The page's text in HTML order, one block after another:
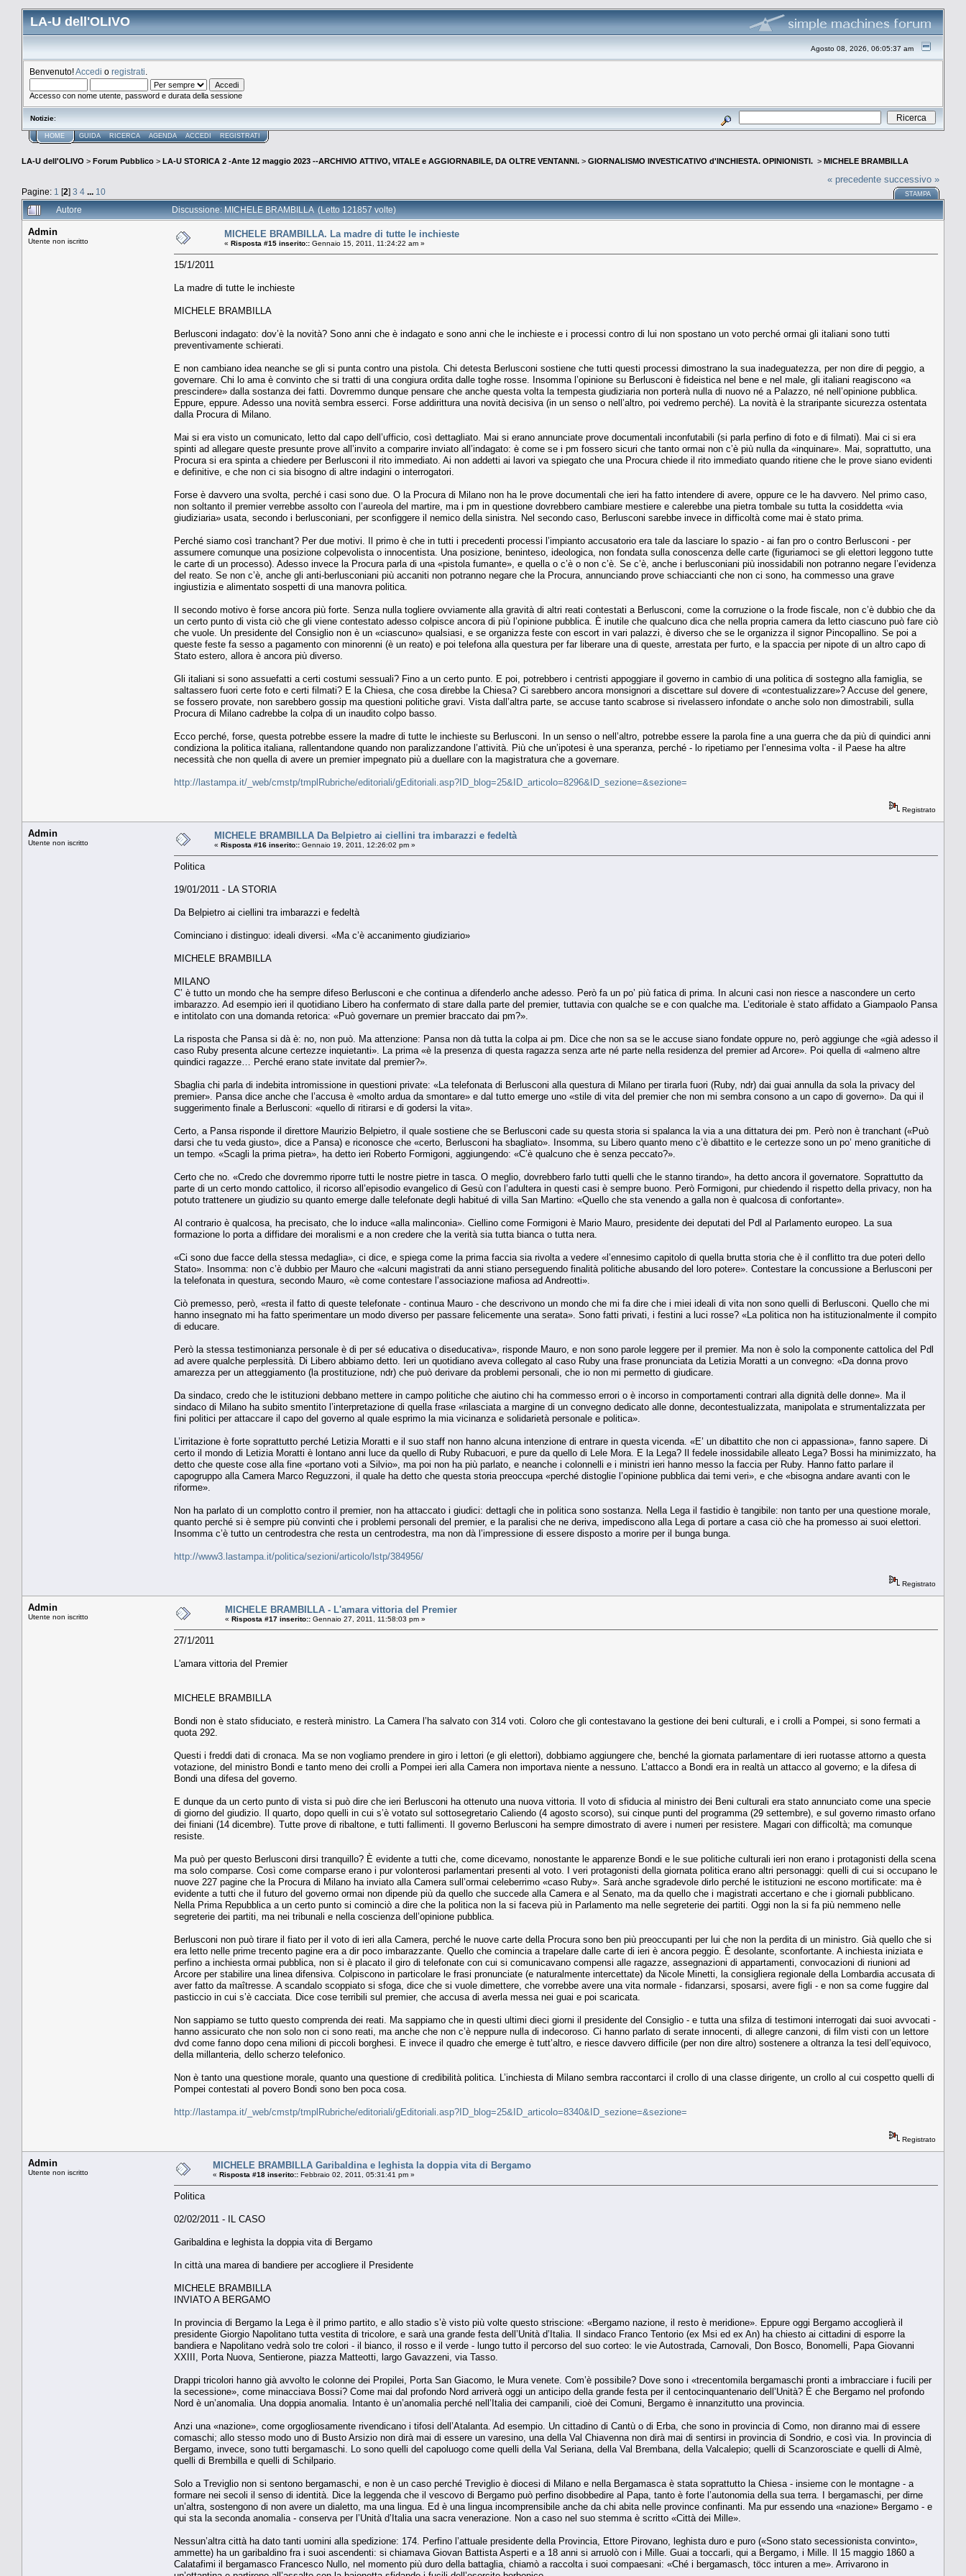
LA-U dell'OLIVO
Agosto 08, 2026, 06:05:37 am
Benvenuto!Accedi o registrati
Accesso con nome utente, password e durata della sessione
Notizie:
HOME GUIDA RICERCA AGENDA ACCEDI REGISTRATI
LA-U dell'OLIVO > Forum Pubblico > LA-U STORICA 2 -Ante 12 maggio 2023 --ARCHIVIO ATTIVO, VITALE e AGGIORNABILE, DA OLTRE VENTANNI. > GIORNALISMO INVESTICATIVO d'INCHIESTA. OPINIONISTI. > MICHELE BRAMBILLA
Pagine: 1 [2] 3 4 ... 10
« precedente successivo »
STAMPA
Autore Discussione: MICHELE BRAMBILLA (Letto 121857 volte)
Admin
Utente non iscritto
MICHELE BRAMBILLA. La madre di tutte le inchieste
« Risposta #15 inserito:: Gennaio 15, 2011, 11:24:22 am »
15/1/2011
La madre di tutte le inchieste
MICHELE BRAMBILLA
Berlusconi indagato: dov’è la novità? Sono anni che è indagato e sono anni che le inchieste e i processi contro di lui non spostano un voto perché ormai gli italiani sono tutti
preventivamente schierati.
E non cambiano idea neanche se gli si punta contro una pistola. Chi detesta Berlusconi sostiene che tutti questi processi dimostrano la sua inadeguatezza, per non dire di peggio, a
governare. Chi lo ama è convinto che si tratti di una congiura ordita dalle toghe rosse. Insomma l’opinione su Berlusconi è fideistica nel bene e nel male, gli italiani reagiscono «a
prescindere» dalla sostanza dei fatti. Dovremmo dunque pensare che anche questa volta la tempesta giudiziaria non porterà nulla di nuovo né a Palazzo, né nell’opinione pubblica.
Eppure, eppure. Adesso una novità sembra esserci. Forse addirittura una novità decisiva (in un senso o nell’altro, poi vedremo perché). La novità è la straripante sicurezza ostentata
dalla Procura di Milano.
Mai si era visto un comunicato, letto dal capo dell’ufficio, così dettagliato. Mai si erano annunciate prove documentali inconfutabili (si parla perfino di foto e di filmati). Mai ci si era
spinti ad allegare queste presunte prove all’invito a comparire inviato all’indagato: è come se i pm fossero sicuri che tanto ormai non c’è più nulla da «inquinare». Mai, soprattutto, una
Procura si era spinta a chiedere per Berlusconi il rito immediato. Ai non addetti ai lavori va spiegato che una Procura chiede il rito immediato quando ritiene che le prove siano evidenti
e definitive, e che non ci sia bisogno di altre indagini o interrogatori.
Forse è davvero una svolta, perché i casi sono due. O la Procura di Milano non ha le prove documentali che ieri ha fatto intendere di avere, oppure ce le ha davvero. Nel primo caso,
non soltanto il premier verrebbe assolto con l’aureola del martire, ma i pm in questione dovrebbero cambiare mestiere e calerebbe una pietra tombale su tutta la cosiddetta «via
giudiziaria» usata, secondo i berlusconiani, per sconfiggere il nemico della sinistra. Nel secondo caso, Berlusconi sarebbe invece in difficoltà come mai è stato prima.
Perché siamo così tranchant? Per due motivi. Il primo è che in tutti i precedenti processi l’impianto accusatorio era tale da lasciare lo spazio - ai fan pro o contro Berlusconi - per
assumere comunque una posizione colpevolista o innocentista. Una posizione, beninteso, ideologica, non fondata sulla conoscenza delle carte (figuriamoci se gli elettori leggono tutte
le carte di un processo). Adesso invece la Procura parla di una «pistola fumante», e quella o c’è o non c’è. Se c’è, anche i berlusconiani più inossidabili non potranno negare l’evidenza
del reato. Se non c’è, anche gli anti-berlusconiani più accaniti non potranno negare che la Procura, annunciando prove schiaccianti che non ci sono, ha commesso una grave
ingiustizia e alimentato sospetti di una manovra politica.
Il secondo motivo è forse ancora più forte. Senza nulla togliere ovviamente alla gravità di altri reati contestati a Berlusconi, come la corruzione o la frode fiscale, non c’è dubbio che da
un certo punto di vista ciò che gli viene contestato adesso colpisce ancora di più l’opinione pubblica. È inutile che qualcuno dica che nella propria camera da letto ciascuno può fare ciò
che vuole. Un presidente del Consiglio non è un «ciascuno» qualsiasi, e se organizza feste con escort in vari palazzi, è diverso che se le organizza il signor Pincopallino. Se poi a
queste feste fa sesso a pagamento con minorenni (è un reato) e poi telefona alla questura per far liberare una di queste, arrestata per furto, e la spaccia per nipote di un altro capo di
Stato estero, allora è ancora più diverso.
Gli italiani si sono assuefatti a certi costumi sessuali? Fino a un certo punto. E poi, potrebbero i centristi appoggiare il governo in cambio di una politica di sostegno alla famiglia, se
saltassero fuori certe foto e certi filmati? E la Chiesa, che cosa direbbe la Chiesa? Ci sarebbero ancora monsignori a discettare sul dovere di «contestualizzare»? Accuse del genere,
se fossero provate, non sarebbero gossip ma questioni politiche gravi. Vista dall’altra parte, se accuse tanto scabrose si rivelassero infondate o anche solo non dimostrabili, sulla
Procura di Milano cadrebbe la colpa di un inaudito colpo basso.
Ecco perché, forse, questa potrebbe essere la madre di tutte le inchieste su Berlusconi. In un senso o nell’altro, potrebbe essere la parola fine a una guerra che da più di quindici anni
condiziona la politica italiana, rallentandone quando non paralizzandone l’attività. Più che un’ipotesi è una speranza, perché - lo ripetiamo per l’ennesima volta - il Paese ha altre
necessità che non quella di avere un premier impegnato più a duellare con la magistratura che a governare.
http://lastampa.it/_web/cmstp/tmplRubriche/editoriali/gEditoriali.asp?ID_blog=25&ID_articolo=8296&ID_sezione=&sezione=
Registrato
Admin
Utente non iscritto
MICHELE BRAMBILLA Da Belpietro ai ciellini tra imbarazzi e fedeltà
« Risposta #16 inserito:: Gennaio 19, 2011, 12:26:02 pm »
Politica
19/01/2011 - LA STORIA
Da Belpietro ai ciellini tra imbarazzi e fedeltà
Cominciano i distinguo: ideali diversi. «Ma c’è accanimento giudiziario»
MICHELE BRAMBILLA
MILANO
C’ è tutto un mondo che ha sempre difeso Berlusconi e che continua a difenderlo anche adesso. Però fa un po’ più fatica di prima. In alcuni casi non riesce a nascondere un certo
imbarazzo. Ad esempio ieri il quotidiano Libero ha confermato di stare dalla parte del premier, tuttavia con qualche se e con qualche ma. L’editoriale è stato affidato a Giampaolo Pansa
e intitolato con una domanda retorica: «Può governare un premier braccato dai pm?».
La risposta che Pansa si dà è: no, non può. Ma attenzione: Pansa non dà tutta la colpa ai pm. Dice che non sa se le accuse siano fondate oppure no, però aggiunge che «già adesso il
caso Ruby presenta alcune certezze inquietanti». La prima «è la presenza di questa ragazza senza arte né parte nella residenza del premier ad Arcore». Poi quella di «almeno altre
quindici ragazze… Perché erano state invitate dal premier?».
Sbaglia chi parla di indebita intromissione in questioni private: «La telefonata di Berlusconi alla questura di Milano per tirarla fuori (Ruby, ndr) dai guai annulla da sola la privacy del
premier». Pansa dice anche che l’accusa è «molto ardua da smontare» e dal tutto emerge uno «stile di vita del premier che non mi sembra consono a un capo di governo». Da qui il
suggerimento finale a Berlusconi: «quello di ritirarsi e di godersi la vita».
Certo, a Pansa risponde il direttore Maurizio Belpietro, il quale sostiene che se Berlusconi cade su questa storia si spalanca la via a una dittatura dei pm. Però non è tranchant («Può
darsi che tu veda giusto», dice a Pansa) e riconosce che «certo, Berlusconi ha sbagliato». Insomma, su Libero quanto meno c’è dibattito e le certezze sono un po’ meno granitiche di
un tempo. «Scagli la prima pietra», ha detto ieri Roberto Formigoni, aggiungendo: «C’è qualcuno che è senza peccato?».
Certo che no. «Credo che dovremmo riporre tutti le nostre pietre in tasca. O meglio, dovrebbero farlo tutti quelli che le stanno tirando», ha detto ancora il governatore. Soprattutto da
parte di un certo mondo cattolico, il ricorso all’episodio evangelico di Gesù con l’adultera in questi casi è sempre buono. Però Formigoni, pur chiedendo il rispetto della privacy, non ha
potuto trattenere un giudizio su quanto emerge dalle telefonate degli habitué di villa San Martino: «Quello che sta venendo a galla non è qualcosa di confortante».
Al contrario è qualcosa, ha precisato, che lo induce «alla malinconia». Ciellino come Formigoni è Mario Mauro, presidente dei deputati del Pdl al Parlamento europeo. La sua
formazione lo porta a diffidare dei moralismi e a non credere che la verità sia tutta bianca o tutta nera.
«Ci sono due facce della stessa medaglia», ci dice, e spiega come la prima faccia sia rivolta a vedere «l’ennesimo capitolo di quella brutta storia che è il conflitto tra due poteri dello
Stato». Insomma: non c’è dubbio per Mauro che «alcuni magistrati da anni stiano perseguendo finalità politiche abusando del loro potere». Contestare la concussione a Berlusconi per
la telefonata in questura, secondo Mauro, «è come contestare l’associazione mafiosa ad Andreotti».
Ciò premesso, però, «resta il fatto di queste telefonate - continua Mauro - che descrivono un mondo che mi fa dire che i miei ideali di vita non sono quelli di Berlusconi. Quello che mi
hanno insegnato mi ha fatto sperimentare un modo diverso per passare felicemente una serata». Sono fatti privati, i festini a luci rosse? «La politica non ha istituzionalmente il compito
di educare.
Però la stessa testimonianza personale è di per sé educativa o diseducativa», risponde Mauro, e non sono parole leggere per il premier. Ma non è solo la componente cattolica del Pdl
ad avere qualche perplessità. Di Libero abbiamo detto. Ieri un quotidiano aveva collegato al caso Ruby una frase pronunciata da Letizia Moratti a un convegno: «Da donna provo
amarezza per un atteggiamento (la prostituzione, ndr) che può derivare da problemi personali, che io non mi permetto di giudicare.
Da sindaco, credo che le istituzioni debbano mettere in campo politiche che aiutino chi ha commesso errori o è incorso in comportamenti contrari alla dignità delle donne». Ma il
sindaco di Milano ha subito smentito l’interpretazione di quella frase «rilasciata a margine di un convegno dedicato alle donne, decontestualizzata, manipolata e strumentalizzata per
fini politici per attaccare il capo del governo al quale esprimo la mia vicinanza e solidarietà personale e politica».
L’irritazione è forte soprattutto perché Letizia Moratti e il suo staff non hanno alcuna intenzione di entrare in questa vicenda. «E’ un dibattito che non ci appassiona», fanno sapere. Di
certo il mondo di Letizia Moratti è lontano anni luce da quello di Ruby Rubacuori, e pure da quello di Lele Mora. E la Lega? Il fedele inossidabile alleato Lega? Bossi ha minimizzato, ha
detto che queste cose alla fine «portano voti a Silvio», ma poi non ha più parlato, e neanche i colonnelli e i ministri ieri hanno messo la faccia per Ruby. Hanno fatto parlare il
capogruppo alla Camera Marco Reguzzoni, il quale ha detto che questa storia preoccupa «perché distoglie l’opinione pubblica dai temi veri», e che «bisogna andare avanti con le
riforme».
Non ha parlato di un complotto contro il premier, non ha attaccato i giudici: dettagli che in politica sono sostanza. Nella Lega il fastidio è tangibile: non tanto per una questione morale,
quanto perché si è sempre più convinti che i problemi personali del premier, e la paralisi che ne deriva, impediscono alla Lega di portare a casa ciò che ha promesso ai suoi elettori.
Insomma c’è tutto un centrodestra che resta un centrodestra, ma non dà l’impressione di essere disposto a morire per il bunga bunga.
http://www3.lastampa.it/politica/sezioni/articolo/lstp/384956/
Registrato
Admin
Utente non iscritto
MICHELE BRAMBILLA - L'amara vittoria del Premier
« Risposta #17 inserito:: Gennaio 27, 2011, 11:58:03 pm »
27/1/2011
L'amara vittoria del Premier
MICHELE BRAMBILLA
Bondi non è stato sfiduciato, e resterà ministro. La Camera l’ha salvato con 314 voti. Coloro che gli contestavano la gestione dei beni culturali, e i crolli a Pompei, si sono fermati a
quota 292.
Questi i freddi dati di cronaca. Ma se non vogliamo prendere in giro i lettori (e gli elettori), dobbiamo aggiungere che, benché la giornata parlamentare di ieri ruotasse attorno a questa
votazione, del ministro Bondi e tanto meno dei crolli a Pompei ieri alla Camera non importava niente a nessuno. L’attacco a Bondi era in realtà un attacco al governo; e la difesa di
Bondi una difesa del governo.
E dunque da un certo punto di vista si può dire che ieri Berlusconi ha ottenuto una nuova vittoria. Il voto di sfiducia al ministro dei Beni culturali era stato annunciato come una specie
di giorno del giudizio. Il quarto, dopo quelli in cui s’è votato sul sottosegretario Caliendo (4 agosto scorso), sui cinque punti del programma (29 settembre), e sul governo rimasto orfano
dei finiani (14 dicembre). Tutte prove di ribaltone, e tutti fallimenti. Il governo Berlusconi ha sempre dimostrato di avere i numeri per resistere. Magari con difficoltà; ma comunque
resiste.
Ma può per questo Berlusconi dirsi tranquillo? È evidente a tutti che, come dicevamo, nonostante le apparenze Bondi e le sue politiche culturali ieri non erano i protagonisti della scena
ma solo comparse. Così come comparse erano i pur volonterosi parlamentari presenti al voto. I veri protagonisti della giornata politica erano altri personaggi: quelli di cui si occupano le
nuove 227 pagine che la Procura di Milano ha inviato alla Camera sull’ormai celeberrimo «caso Ruby». Sarà anche sgradevole dirlo perché le istituzioni ne escono mortificate: ma è
evidente a tutti che il futuro del governo ormai non dipende più da quello che succede alla Camera e al Senato, ma da quello che i magistrati accertano e che i giornali pubblicano.
Nella Prima Repubblica a un certo punto si cominciò a dire che la politica non la si faceva più in Parlamento ma nelle segreterie dei partiti. Oggi non la si fa più nemmeno nelle
segreterie dei partiti, ma nei tribunali e nella coscienza dell’opinione pubblica.
Berlusconi non può tirare il fiato per il voto di ieri alla Camera, perché le nuove carte della Procura sono ben più preoccupanti per lui che non la perdita di un ministro. Già quello che si
era letto nelle prime trecento pagine era a dir poco imbarazzante. Quello che comincia a trapelare dalle carte di ieri è ancora peggio. È desolante, sconfortante. A inchiesta iniziata e
perfino a inchiesta ormai pubblica, non si è placato il giro di telefonate con cui si comunicavano compensi alle ragazze, assegnazioni di appartamenti, convocazioni di riunioni ad
Arcore per stabilire una linea difensiva. Colpiscono in particolare le frasi pronunciate (e naturalmente intercettate) da Nicole Minetti, la consigliera regionale della Lombardia accusata di
aver fatto da maîtresse. A scandalo scoppiato si sfoga, dice che si vuole dimettere, che vorrebbe avere una vita normale - fidanzarsi, sposarsi, avere figli - e non sa come fuggire dal
pasticcio in cui s’è cacciata. Dice cose terribili sul premier, che accusa di averla messa nei guai e poi scaricata.
Non sappiamo se tutto questo comprenda dei reati. Ma sappiamo che in questi ultimi dieci giorni il presidente del Consiglio - e tutta una sfilza di testimoni interrogati dai suoi avvocati -
hanno assicurato che non solo non ci sono reati, ma anche che non c’è neppure nulla di indecoroso. Ci hanno parlato di serate innocenti, di allegre canzoni, di film visti con un lettore
dvd come fanno dopo cena milioni di piccoli borghesi. E invece il quadro che emerge è tutt’altro, e riesce davvero difficile (per non dire altro) sostenere a oltranza la tesi dell’equivoco,
della millanteria, dello scherzo telefonico.
Non è tanto una questione morale, quanto una questione di credibilità politica. L’inchiesta di Milano sembra raccontarci il crollo di una classe dirigente, un crollo al cui cospetto quelli di
Pompei contestati al povero Bondi sono ben poca cosa.
http://lastampa.it/_web/cmstp/tmplRubriche/editoriali/gEditoriali.asp?ID_blog=25&ID_articolo=8340&ID_sezione=&sezione=
Registrato
Admin
Utente non iscritto
MICHELE BRAMBILLA Garibaldina e leghista la doppia vita di Bergamo
« Risposta #18 inserito:: Febbraio 02, 2011, 05:31:41 pm »
Politica
02/02/2011 - IL CASO
Garibaldina e leghista la doppia vita di Bergamo
In città una marea di bandiere per accogliere il Presidente
MICHELE BRAMBILLA
INVIATO A BERGAMO
In provincia di Bergamo la Lega è il primo partito, e allo stadio s’è visto più volte questo striscione: «Bergamo nazione, il resto è meridione». Eppure oggi Bergamo accoglierà il
presidente Giorgio Napolitano tutta vestita di tricolore, e sarà una grande festa dell’Unità d’Italia. Il sindaco Franco Tentorio (ex Msi ed ex An) ha chiesto ai cittadini di esporre la
bandiera e Napolitano vedrà solo tre colori - il bianco, il rosso e il verde - lungo tutto il percorso del suo corteo: le vie Autostrada, Carnovali, Don Bosco, Bonomelli, Papa Giovanni
XXIII, Porta Nuova, Sentierone, piazza Matteotti, largo Gavazzeni, via Tasso.
Drappi tricolori hanno già avvolto le colonne dei Propilei, Porta San Giacomo, le Mura venete. Com’è possibile? Dove sono i «trecentomila bergamaschi pronti a imbracciare i fucili per
la secessione», come minacciava Bossi? Come mai dal profondo Nord arriverà oggi un anticipo della grande festa per il centocinquantenario dell’Unità? È che Bergamo nel profondo
Nord è un’anomalia. Una doppia anomalia. Intanto è un’anomalia perché nell’Italia dei campanili, cioè dei Comuni, Bergamo è innanzitutto una provincia.
Anzi una «nazione», come orgogliosamente rivendicano i tifosi dell’Atalanta. Ad esempio. Un cittadino di Cantù o di Erba, che sono in provincia di Como, non diranno mai di essere
comaschi; allo stesso modo uno di Busto Arsizio non dirà mai di essere un varesino, una della Val Chiavenna non dirà mai di sentirsi in provincia di Sondrio, e così via. In provincia di
Bergamo, invece, sono tutti bergamaschi. Lo sono quelli del capoluogo come quelli della Val Seriana, della Val Brembana, della Valcalepio; quelli di Scanzorosciate e quelli di Almè,
quelli di Brembilla e quelli di Schilpario.
Solo a Treviglio non si sentono bergamaschi, e non è un caso perché Treviglio è diocesi di Milano e nella Bergamasca è stata soprattutto la Chiesa - insieme con le montagne - a
formare nei secoli il senso di identità. Dice la leggenda che il vescovo di Bergamo può perfino disobbedire al Papa, tanto è forte l’autonomia della sua terra. I bergamaschi, per dirne
un’altra, sostengono di non avere un dialetto, ma una lingua. Ed è una lingua incomprensibile anche da chi abita nelle province confinanti. Ma pur essendo una «nazione» Bergamo - e
qui sta la seconda anomalia - conserva per l’Unità d’Italia una sacra venerazione. Non a caso nel suo stemma è scritto «Città dei Mille».
Nessun’altra città ha dato tanti uomini alla spedizione: 174. Perfino l’attuale presidente della Provincia, Ettore Pirovano, leghista duro e puro («Sono stato secessionista convinto»,
ammette) ha un garibaldino fra i suoi ascendenti: si chiamava Giovan Battista Asperti e a 18 anni si arruolò con i Mille. Guai a toccarli, qui a Bergamo, i Mille. Il 15 maggio 1860 a
Calatafimi il bergamasco Francesco Nullo, nel momento più duro della battaglia, chiamò a raccolta i suoi compaesani: «Ché i bergamasch, töcc inturen a me». Arrivarono in